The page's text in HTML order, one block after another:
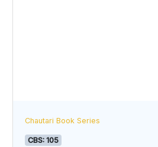
Chautari Book Series
CBS: 105